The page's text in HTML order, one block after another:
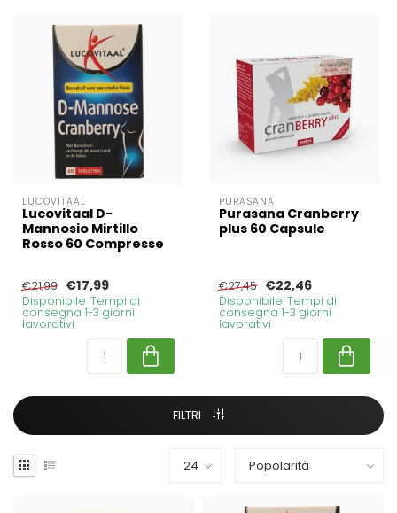
LUCOVITAAL
Lucovitaal D-
Mannosio Mirtillo
Rosso 60 Compresse
€21,99 €17,99
Disponibile. Tempi di
consegna 1-3 giorni
lavorativi
PURASANA
Purasana Cranberry
plus 60 Capsule
€27,45 €22,46
Disponibile. Tempi di
consegna 1-3 giorni
lavorativi
FILTRI